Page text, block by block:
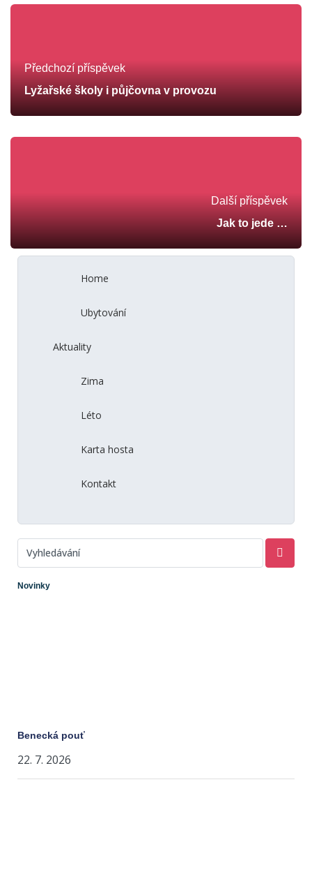
Předchozí příspěvek
Lyžařské školy i půjčovna v provozu
Další příspěvek
Jak to jede …
Home
Ubytování
Aktuality
Zima
Léto
Karta hosta
Kontakt
Novinky
Benecká pouť
22. 7. 2026